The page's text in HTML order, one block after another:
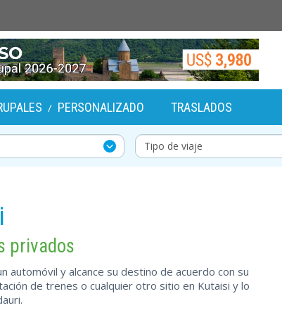
/ PERSONALIZADO TRASLADOS
privados
automóvil y alcance su destino de acuerdo con su
de trenes o cualquier otro sitio en Kutaisi y lo